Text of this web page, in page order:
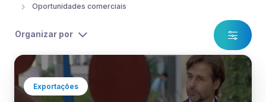
Oportunidades comerciais
Organizar por
Exportações